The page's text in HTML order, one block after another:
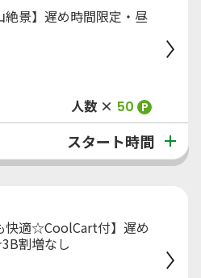
絶景】遅め時間限定・昼
人数 × 50 P
スタート時間
快適☆CoolCart付】遅め
割増なし